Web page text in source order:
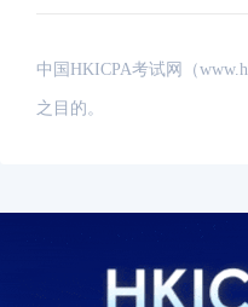
中国HKICPA考试网（
之目的。